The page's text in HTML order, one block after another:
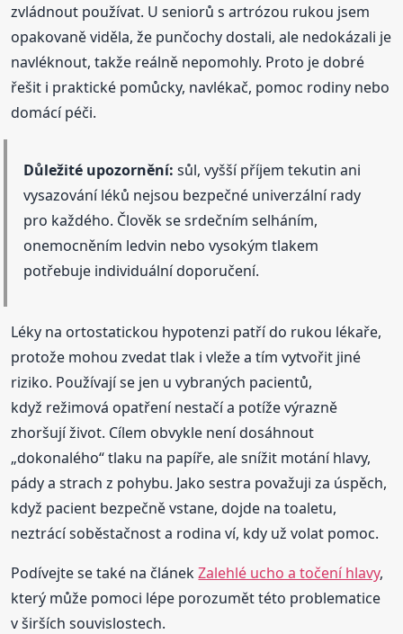
zvládnout používat. U seniorů s artrózou rukou jsem
opakovaně viděla, že punčochy dostali, ale nedokázali je
navléknout, takže reálně nepomohly. Proto je dobré
řešit i praktické pomůcky, navlékač, pomoc rodiny nebo
domácí péči.
Důležité upozornění: sůl, vyšší příjem tekutin ani
vysazování léků nejsou bezpečné univerzální rady
pro každého. Člověk se srdečním selháním,
onemocněním ledvin nebo vysokým tlakem
potřebuje individuální doporučení.
Léky na ortostatickou hypotenzi patří do rukou lékaře,
protože mohou zvedat tlak i vleže a tím vytvořit jiné
riziko. Používají se jen u vybraných pacientů,
když režimová opatření nestačí a potíže výrazně
zhoršují život. Cílem obvykle není dosáhnout
„dokonalého“ tlaku na papíře, ale snížit motání hlavy,
pády a strach z pohybu. Jako sestra považuji za úspěch,
když pacient bezpečně vstane, dojde na toaletu,
neztrácí soběstačnost a rodina ví, kdy už volat pomoc.
Podívejte se také na článekZalehlé ucho a točení hlavy,
který může pomoci lépe porozumět této problematice
v širších souvislostech.